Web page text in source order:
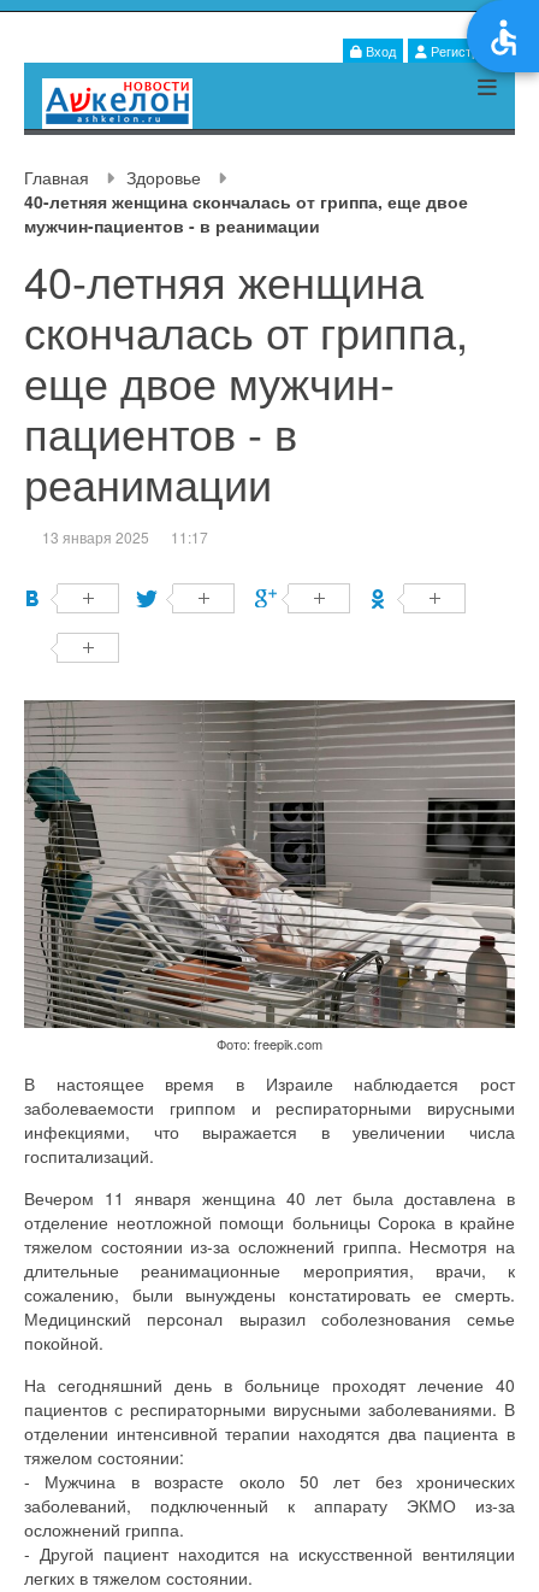
Вход Регистрация
Главная
Здоровье
40-летняя женщина скончалась от гриппа, еще двое
мужчин-пациентов - в реанимации
40-летняя женщина
скончалась от гриппа,
еще двое мужчин-
пациентов - в
реанимации
13 января 2025 11:17
Фото: freepik.com
В настоящее время в Израиле наблюдается рост
заболеваемости гриппом и респираторными вирусными
инфекциями, что выражается в увеличении числа
госпитализаций.
Вечером 11 января женщина 40 лет была доставлена в
отделение неотложной помощи больницы Сорока в крайне
тяжелом состоянии из-за осложнений гриппа. Несмотря на
длительные реанимационные мероприятия, врачи, к
сожалению, были вынуждены констатировать ее смерть.
Медицинский персонал выразил соболезнования семье
покойной.
На сегодняшний день в больнице проходят лечение 40
пациентов с респираторными вирусными заболеваниями. В
отделении интенсивной терапии находятся два пациента в
тяжелом состоянии:
- Мужчина в возрасте около 50 лет без хронических
заболеваний, подключенный к аппарату ЭКМО из-за
осложнений гриппа.
- Другой пациент находится на искусственной вентиляции
легких в тяжелом состоянии.